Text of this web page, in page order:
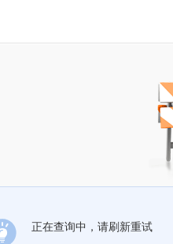
正在查询中，请刷新重试